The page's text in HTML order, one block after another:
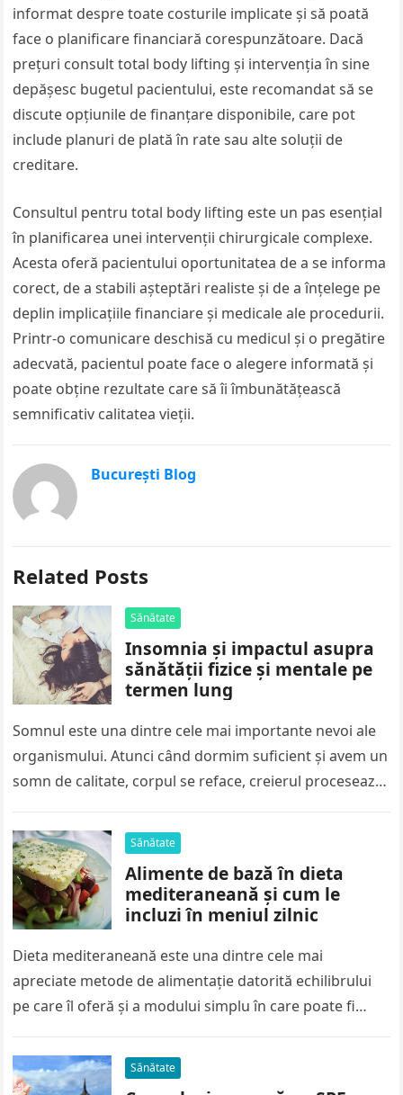
informat despre toate costurile implicate și să poată
face o planificare financiară corespunzătoare. Dacă
prețuri consult total body lifting și intervenția în sine
depășesc bugetul pacientului, este recomandat să se
discute opțiunile de finanțare disponibile, care pot
include planuri de plată în rate sau alte soluții de
creditare.
Consultul pentru total body lifting este un pas esențial
în planificarea unei intervenții chirurgicale complexe.
Acesta oferă pacientului oportunitatea de a se informa
corect, de a stabili așteptări realiste și de a înțelege pe
deplin implicațiile financiare și medicale ale procedurii.
Printr-o comunicare deschisă cu medicul și o pregătire
adecvată, pacientul poate face o alegere informată și
poate obține rezultate care să îi îmbunătățească
semnificativ calitatea vieții.
București Blog
Related Posts
Sănătate
Insomnia și impactul asupra
sănătății fizice și mentale pe
termen lung
Somnul este una dintre cele mai importante nevoi ale
organismului. Atunci când dormim suficient și avem un
somn de calitate, corpul se reface, creierul procesează
Sănătate
Alimente de bază în dieta
mediteraneană și cum le
incluzi în meniul zilnic
Dieta mediteraneană este una dintre cele mai
apreciate metode de alimentație datorită echilibrului
pe care îl oferă și a modului simplu în care poate fi
Sănătate